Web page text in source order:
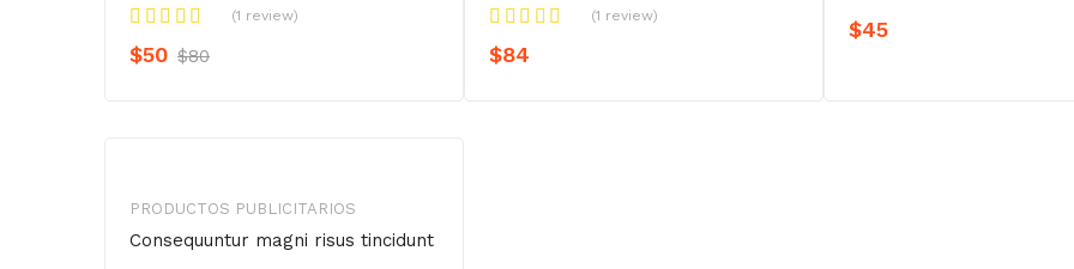
(1 review)
$80
$50
(1 review)
$84
$45
PRODUCTOS PUBLICITARIOS
Consequuntur magni risus tincidunt